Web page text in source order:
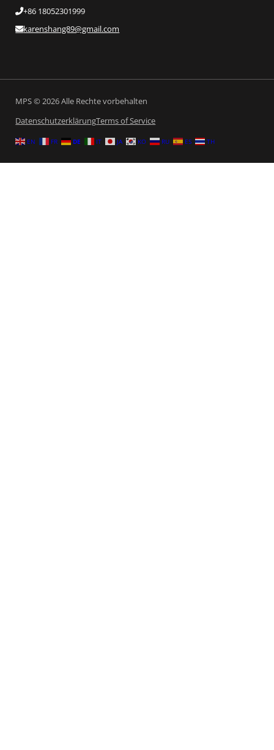
+86 18052301999
karenshang89@gmail.com
MPS © 2026 Alle Rechte vorbehalten
DatenschutzerklärungTerms of Service
EN FR DE IT JA KO RU ES TH